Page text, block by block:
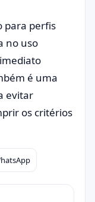
para perfis
no uso
é uma
evitar
os critérios